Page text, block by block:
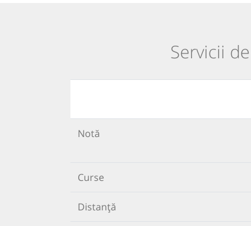
Servicii
Notă
Curse
Distanță